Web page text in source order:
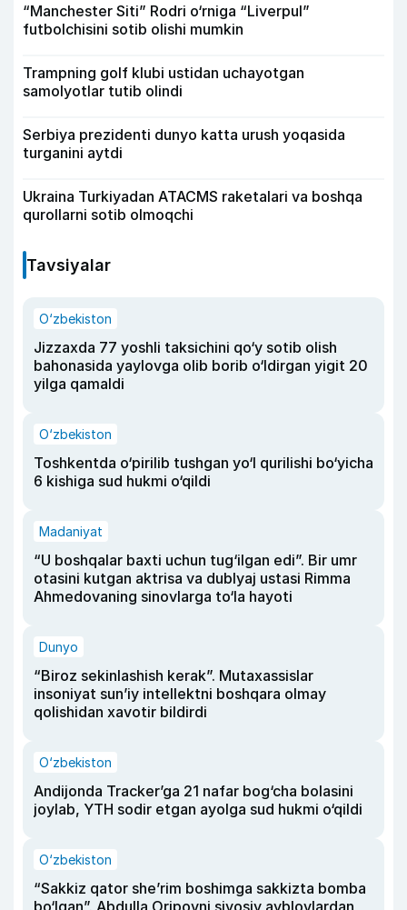
“Manchester Siti” Rodri o‘rniga “Liverpul”
futbolchisini sotib olishi mumkin
Trampning golf klubi ustidan uchayotgan
samolyotlar tutib olindi
Serbiya prezidenti dunyo katta urush yoqasida
turganini aytdi
Ukraina Turkiyadan ATACMS raketalari va boshqa
qurollarni sotib olmoqchi
Tavsiyalar
O‘zbekiston
Jizzaxda 77 yoshli taksichini qo‘y sotib olish
bahonasida yaylovga olib borib o‘ldirgan yigit 20
yilga qamaldi
O‘zbekiston
Toshkentda o‘pirilib tushgan yo‘l qurilishi bo‘yicha
6 kishiga sud hukmi o‘qildi
Madaniyat
“U boshqalar baxti uchun tug‘ilgan edi”. Bir umr
otasini kutgan aktrisa va dublyaj ustasi Rimma
Ahmedovaning sinovlarga to‘la hayoti
Dunyo
“Biroz sekinlashish kerak”. Mutaxassislar
insoniyat sun’iy intellektni boshqara olmay
qolishidan xavotir bildirdi
O‘zbekiston
Andijonda Tracker’ga 21 nafar bog‘cha bolasini
joylab, YTH sodir etgan ayolga sud hukmi o‘qildi
O‘zbekiston
“Sakkiz qator she’rim boshimga sakkizta bomba
bo‘lgan”. Abdulla Oripovni siyosiy ayblovlardan